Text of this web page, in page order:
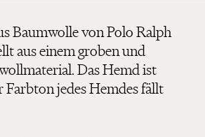
Baumwolle von Polo Ralph
aus einem groben und
Das Hemd ist
Farbton jedes Hemdes fällt